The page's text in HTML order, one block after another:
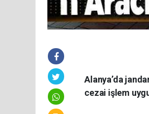
Alanya’da
cezai işlem